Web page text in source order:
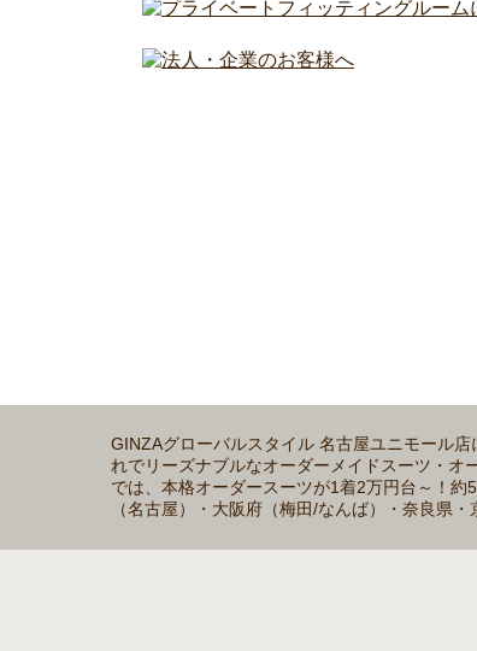
GINZAグローバルスタイル 名古屋ユニモール
れでリーズナブルなオーダーメイドスーツ・オ
では、本格オーダースーツが1着2万円台～！
（名古屋）・大阪府（梅田/なんば）・奈良県